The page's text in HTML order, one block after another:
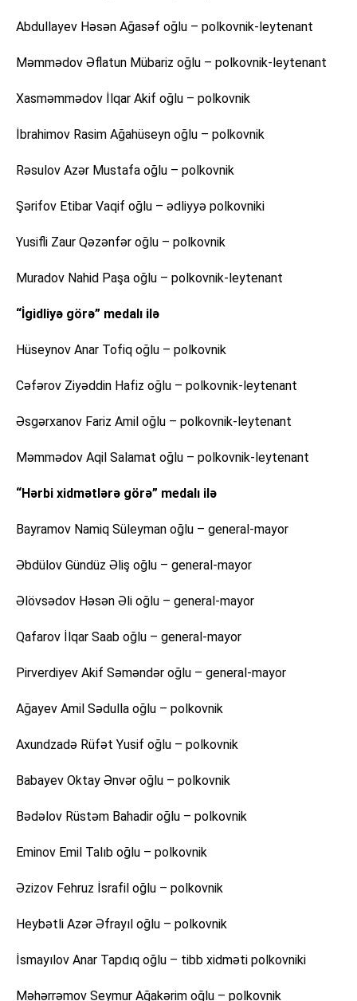
Abdullayev Həsən Ağasəf oğlu – polkovnik-leytenant
Məmmədov Əflatun Mübariz oğlu – polkovnik-leytenant
Xasməmmədov İlqar Akif oğlu – polkovnik
İbrahimov Rasim Ağahüseyn oğlu – polkovnik
Rəsulov Azər Mustafa oğlu – polkovnik
Şərifov Etibar Vaqif oğlu – ədliyyə polkovniki
Yusifli Zaur Qəzənfər oğlu – polkovnik
Muradov Nahid Paşa oğlu – polkovnik-leytenant
“İgidliyə görə” medalı ilə
Hüseynov Anar Tofiq oğlu – polkovnik
Cəfərov Ziyəddin Hafiz oğlu – polkovnik-leytenant
Əsgərxanov Fariz Amil oğlu – polkovnik-leytenant
Məmmədov Aqil Salamat oğlu – polkovnik-leytenant
“Hərbi xidmətlərə görə” medalı ilə
Bayramov Namiq Süleyman oğlu – general-mayor
Əbdülov Gündüz Əliş oğlu – general-mayor
Əlövsədov Həsən Əli oğlu – general-mayor
Qafarov İlqar Saab oğlu – general-mayor
Pirverdiyev Akif Səməndər oğlu – general-mayor
Ağayev Amil Sədulla oğlu – polkovnik
Axundzadə Rüfət Yusif oğlu – polkovnik
Babayev Oktay Ənvər oğlu – polkovnik
Bədəlov Rüstəm Bahadir oğlu – polkovnik
Eminov Emil Talıb oğlu – polkovnik
Əzizov Fehruz İsrafil oğlu – polkovnik
Heybətli Azər Əfrayıl oğlu – polkovnik
İsmayılov Anar Tapdıq oğlu – tibb xidməti polkovniki
Məhərrəmov Seymur Ağakərim oğlu – polkovnik